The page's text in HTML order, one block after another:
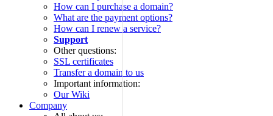
How can I purchase a domain?
What are the payment options?
How can I renew a service?
Support
Other questions:
SSL certificates
Transfer a domain to us
Important information:
Our Wiki
Company